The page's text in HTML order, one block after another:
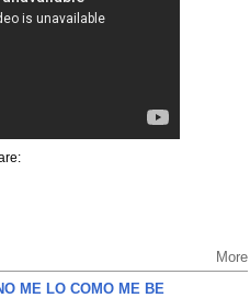
More
ME LO COMO ME BE